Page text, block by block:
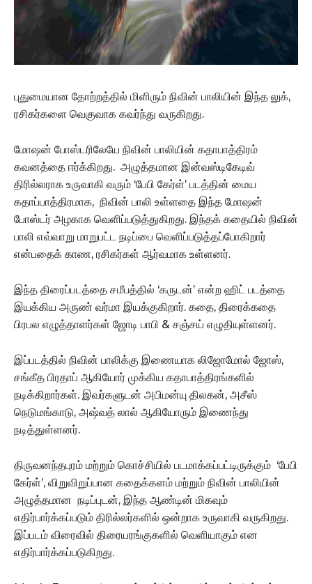
புதுமையான தோற்றத்தில் மிளிரும் நிவின் பாலியின் இந்த லுக்,
ரசிகர்களை வெகுவாக கவர்ந்து வருகிறது.
மோஷன் போஸ்டரிலேயே நிவின் பாலியின் கதாபாத்திரம்
கவனத்தை ஈர்க்கிறது. அழுத்தமான இன்வஸ்டிகேடிவ்
திரில்லராக உருவாகி வரும் ‘பேபி கேர்ள்’ படத்தின் மைய
கதாப்பாத்திரமாக, நிவின் பாலி உள்ளதை இந்த மோஷன்
போஸ்டர் அழகாக வெளிப்படுத்துகிறது. இந்தக் கதையில் நிவின்
பாலி எவ்வாறு மாறுபட்ட நடிப்பை வெளிப்படுத்தப்போகிறார்
என்பதைக் காண, ரசிகர்கள் ஆர்வமாக உள்ளனர்.
இந்த திரைப்படத்தை சமீபத்தில் ‘கருடன்’ என்ற ஹிட் படத்தை
இயக்கிய அருண் வர்மா இயக்குகிறார். கதை, திரைக்கதை
பிரபல எழுத்தாளர்கள் ஜோடி பாபி & சஞ்சய் எழுதியுள்ளனர்.
இப்படத்தில் நிவின் பாலிக்கு இணையாக லிஜோமோல் ஜோஸ்,
சங்கீத பிரதாப் ஆகியோர் முக்கிய கதாபாத்திரங்களில்
நடிக்கிறார்கள். இவர்களுடன் அபிமன்யு திலகன், அசீஸ்
நெடுமங்காடு, அஷ்வத் லால் ஆகியோரும் இணைந்து
நடித்துள்ளனர்.
திருவனந்தபுரம் மற்றும் கொச்சியில் படமாக்கப்பட்டிருக்கும் ‘பேபி
கேர்ள்’, விறுவிறுப்பான கதைக்களம் மற்றும் நிவின் பாலியின்
அழுத்தமான நடிப்புடன், இந்த ஆண்டின் மிகவும்
எதிர்பார்க்கப்படும் திரில்லர்களில் ஒன்றாக உருவாகி வருகிறது.
இப்படம் விரைவில் திரையரங்குகளில் வெளியாகும் என
எதிர்பார்க்கப்படுகிறது.